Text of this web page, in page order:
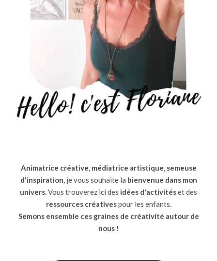
Animatrice créative, médiatrice artistique, semeuse
d'inspiration, je vous souhaite la bienvenue dans mon
univers. Vous trouverez ici des idées d'activitéset des
ressources créativespour les enfants.
Semons ensemble ces graines de créativité autour de
nous !